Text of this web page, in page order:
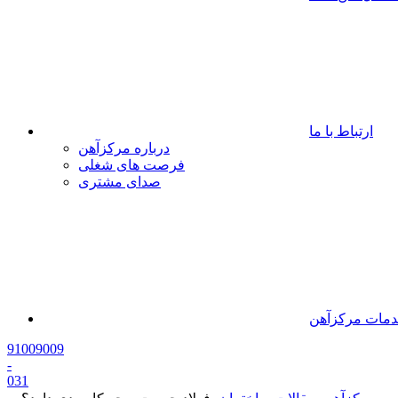
ارتباط با ما
درباره مرکزآهن
فرصت های شغلی
صدای مشتری
مرکزآهن
91009009
-
031